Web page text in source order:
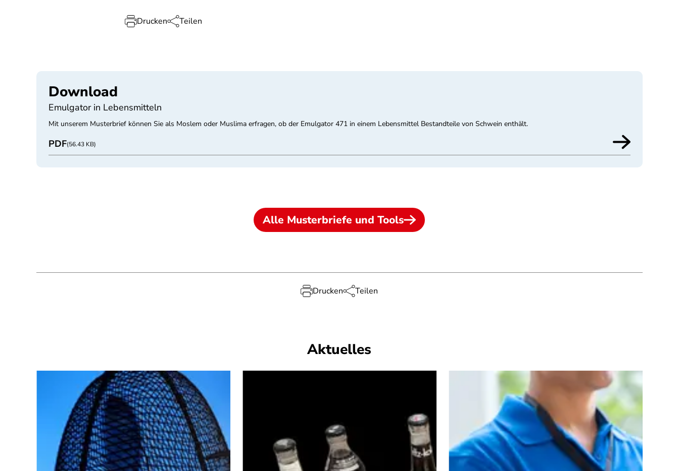
Drucken Teilen
Download
Emulgator in Lebensmitteln
Mit unserem Musterbrief können Sie als Moslem oder Muslima erfragen, ob der Emulgator 471 in einem Lebensmittel Bestandteile von Schwein enthält.
PDF(56.43 KB)
Alle Musterbriefe und Tools
Drucken Teilen
Aktuelles